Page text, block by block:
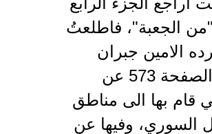
الجعبة"، فاطلعتُ
الامين جبران
جريج في الصفحة 573 عن
قام بها الى مناطق
السوري، وفيها عن